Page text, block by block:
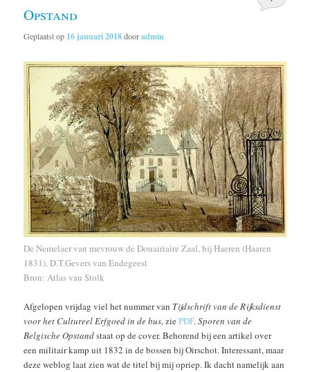
Opstand
Geplaatst op 16 januari 2018dooradmin
De Nemelaer van mevrouw de Douairiaire Zaal, bij Haeren (Haaren
1831), D.T.Gevers van Endegeest
Bron: Atlas van Stolk
Afgelopen vrijdag viel het nummer van Tijdschrift van de Rijksdienst
voor het Cultureel Erfgoed in de bus, ziePDF.Sporen van de
Belgische Opstandstaat op de cover. Behorend bij een artikel over
een militair kamp uit 1832 in de bossen bij Oirschot. Interessant, maar
deze weblog laat zien wat de titel bij mij opriep. Ik dacht namelijk aan